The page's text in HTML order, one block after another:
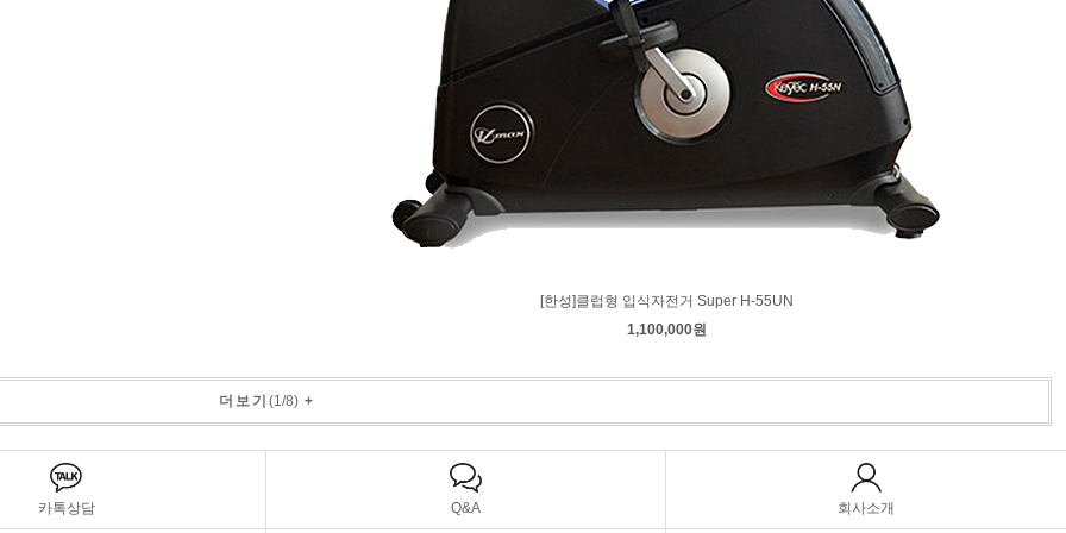
[한성]클럽형 입식자전거 Super H-55UN
1,100,000원
더보기 (1/8)+
카톡상담 Q&A 회사소개